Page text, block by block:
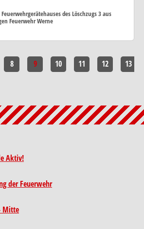
des Löschzugs 3 aus
Feuerwehr Werne
8 9 10 11 12 13
Aktiv!
der Feuerwehr
Mitte